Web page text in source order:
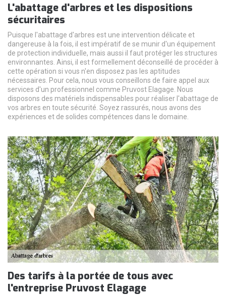
L'abattage d'arbres et les dispositions
sécuritaires
Puisque l'abattage d'arbres est une intervention délicate et
dangereuse à la fois, il est impératif de se munir d'un équipement
de protection individuelle, mais aussi il faut protéger les structures
environnantes. Ainsi, il est formellement déconseillé de procéder à
cette opération si vous n'en disposez pas les aptitudes
nécessaires. Pour cela, nous vous conseillons de faire appel aux
services d'un professionnel comme Pruvost Elagage. Nous
disposons des matériels indispensables pour réaliser l'abattage de
vos arbres en toute sécurité. Soyez rassurés, nous avons des
expériences et de solides compétences dans le domaine.
Des tarifs à la portée de tous avec
l'entreprise Pruvost Elagage